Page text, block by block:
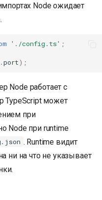
Node ожидает
.
'./config.ts' ;
port);
Node работает с
TypeScript может
при
Node при runtime
. Runtime видит
ни на что не указывает